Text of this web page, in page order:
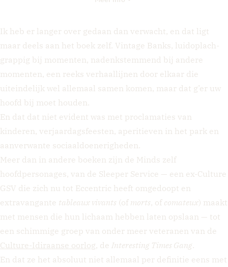
Ik heb er langer over gedaan dan verwacht, en dat ligt
maar deels aan het boek zelf. Vintage Banks, luidoplach-
grappig bij momenten, nadenkstemmend bij andere
momenten, een reeks verhaallijnen door elkaar die
uiteindelijk wel allemaal samen komen, maar dat g’er uw
hoofd bij moet houden.
En dat dat niet evident was met proclamaties van
kinderen, verjaardagsfeesten, aperitieven in het park en
aanverwante sociaaldoenerigheden.
Meer dan in andere boeken zijn de Minds zelf
hoofdpersonages, van de Sleeper Service — een ex-Culture
GSV die zich nu tot Eccentric heeft omgedoopt en
extravangante tableaux vivants (ofmorts, ofcomateux) maakt
met mensen die hun lichaam hebben laten opslaan — tot
een schimmige groep van onder meer veteranen van de
Culture-Idiraanse oorlog, de Interesting Times Gang.
En dat ze het absoluut niet allemaal per definitie eens met